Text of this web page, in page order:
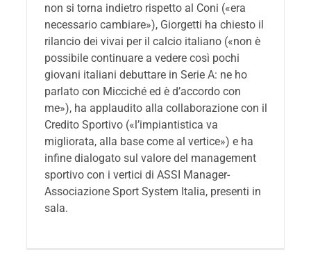
non si torna indietro rispetto al Coni («era
necessario cambiare»), Giorgetti ha chiesto il
rilancio dei vivai per il calcio italiano («non è
possibile continuare a vedere così pochi
giovani italiani debuttare in Serie A: ne ho
parlato con Micciché ed è d’accordo con
me»), ha applaudito alla collaborazione con il
Credito Sportivo («l’impiantistica va
migliorata, alla base come al vertice») e ha
infine dialogato sul valore del management
sportivo con i vertici di ASSI Manager-
Associazione Sport System Italia, presenti in
sala.